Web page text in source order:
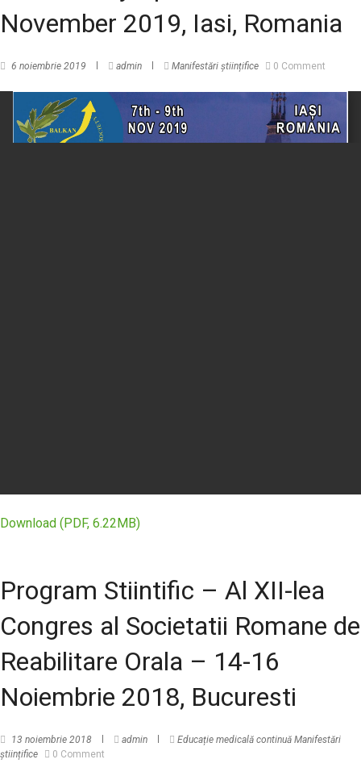
November 2019, Iasi, Romania
6 noiembrie 2019 admin Manifestări științifice 0 Comment
Download (PDF, 6.22MB)
Program Stiintific – Al XII-lea
Congres al Societatii Romane de
Reabilitare Orala – 14-16
Noiembrie 2018, Bucuresti
13 noiembrie 2018 admin Educație medicală continuă Manifestări
științifice
0 Comment